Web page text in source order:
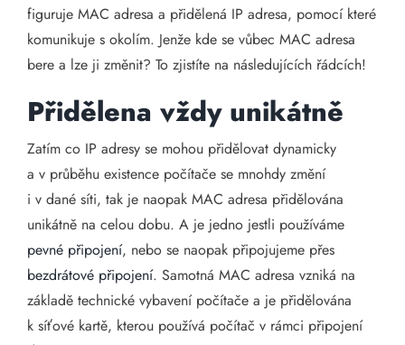
figuruje MAC adresa a přidělená IP adresa, pomocí které
komunikuje s okolím. Jenže kde se vůbec MAC adresa
bere a lze ji změnit? To zjistíte na následujících řádcích!
Přidělena vždy unikátně
Zatím co IP adresy se mohou přidělovat dynamicky
a v průběhu existence počítače se mnohdy změní
i v dané síti, tak je naopak MAC adresa přidělována
unikátně na celou dobu. A je jedno jestli používáme
pevné připojení, nebo se naopak připojujeme přes
bezdrátové připojení. Samotná MAC adresa vzniká na
základě technické vybavení počítače a je přidělována
k síťové kartě, kterou používá počítač v rámci připojení